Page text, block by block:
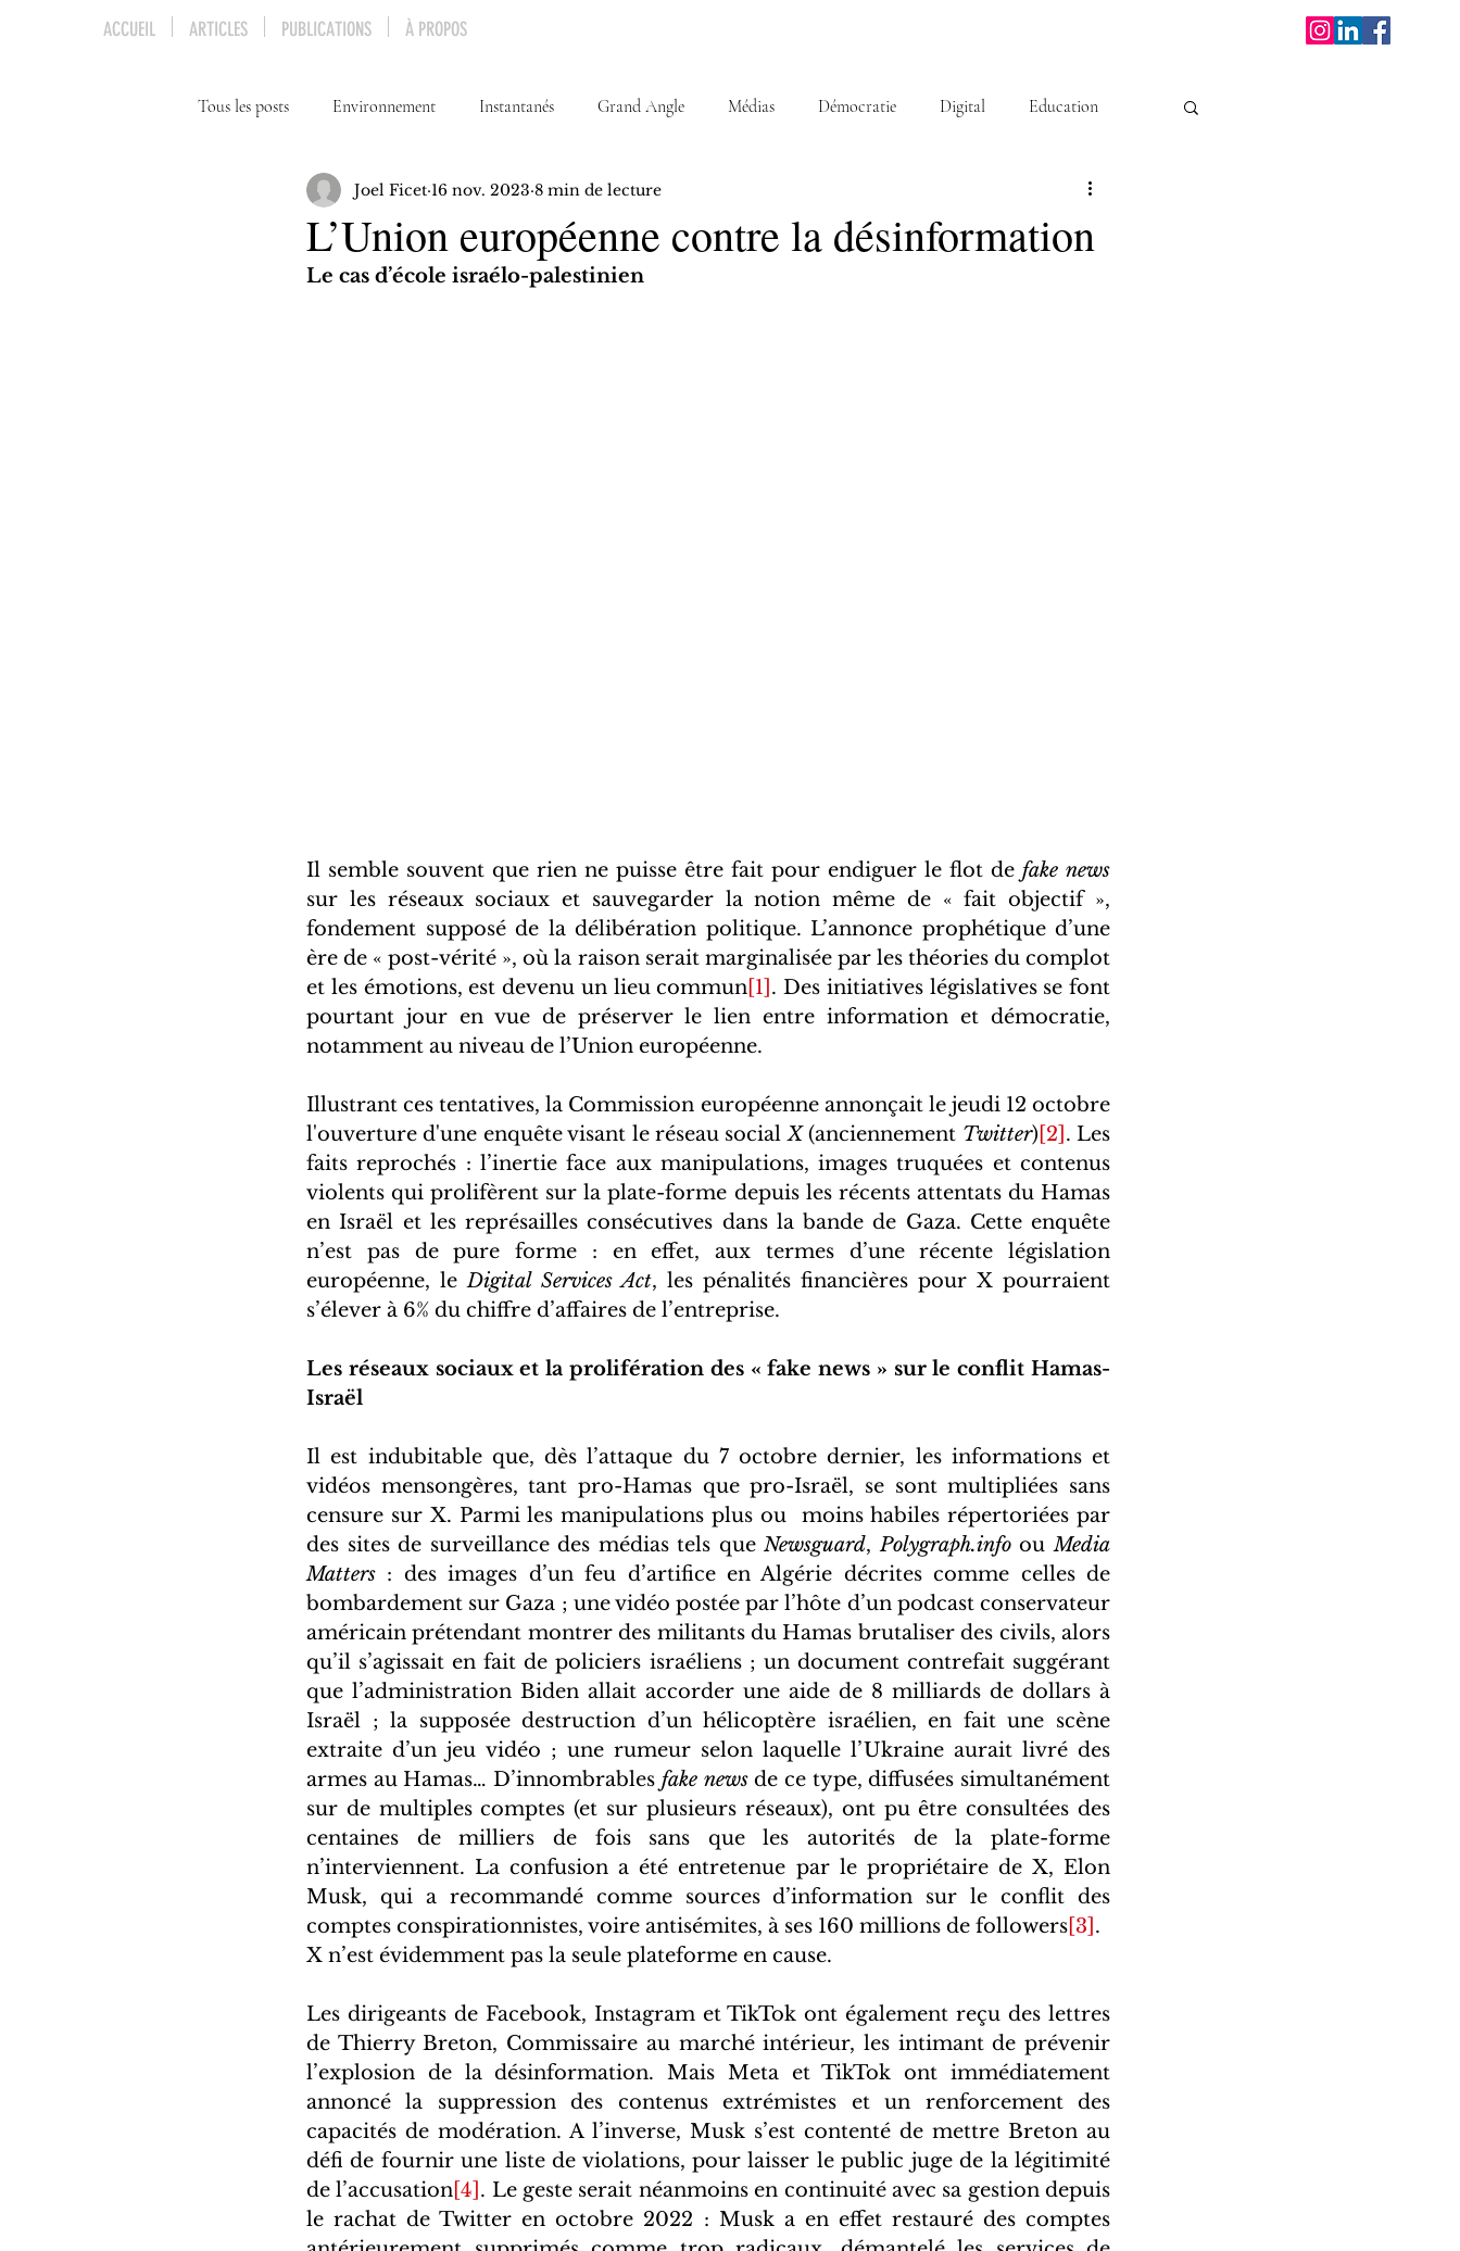
ACCUEIL ARTICLES PUBLICATIONS À PROPOS
Tous les posts Environnement Instantanés Grand Angle Médias Démocratie Digital Education
Diplomatie
L’Union européenne contre la désinformation
Joel Ficet 16 nov. 2023 8 min de lecture
Le cas d’école israélo-palestinien
Il semble souvent que rien ne puisse être fait pour endiguer le flot de fake news
sur les réseaux sociaux et sauvegarder la notion même de « fait objectif »,
fondement supposé de la délibération politique. L’annonce prophétique d’une
ère de « post-vérité », où la raison serait marginalisée par les théories du complot
et les émotions, est devenu un lieu commun[1] . Des initiatives législatives se font
pourtant jour en vue de préserver le lien entre information et démocratie,
notamment au niveau de l’Union européenne.
Illustrant ces tentatives, la Commission européenne annonçait le jeudi 12 octobre
l'ouverture d'une enquête visant le réseau social X (anciennement Twitter)[2] . Les
faits reprochés : l’inertie face aux manipulations, images truquées et contenus
violents qui prolifèrent sur la plate-forme depuis les récents attentats du Hamas
en Israël et les représailles consécutives dans la bande de Gaza. Cette enquête
n’est pas de pure forme : en effet, aux termes d’une récente législation
européenne, le Digital Services Act, les pénalités financières pour X pourraient
s’élever à 6% du chiffre d’affaires de l’entreprise.
Les réseaux sociaux et la prolifération des « fake news » sur le conflit Hamas-
Israël
Il est indubitable que, dès l’attaque du 7 octobre dernier, les informations et
vidéos mensongères, tant pro-Hamas que pro-Israël, se sont multipliées sans
censure sur X. Parmi les manipulations plus ou  moins habiles répertoriées par
des sites de surveillance des médias tels que Newsguard, Polygraph.info ou Media
Matters : des images d’un feu d’artifice en Algérie décrites comme celles de
bombardement sur Gaza ; une vidéo postée par l’hôte d’un podcast conservateur
américain prétendant montrer des militants du Hamas brutaliser des civils, alors
qu’il s’agissait en fait de policiers israéliens ; un document contrefait suggérant
que l’administration Biden allait accorder une aide de 8 milliards de dollars à
Israël ; la supposée destruction d’un hélicoptère israélien, en fait une scène
extraite d’un jeu vidéo ; une rumeur selon laquelle l’Ukraine aurait livré des
armes au Hamas… D’innombrables fake news de ce type, diffusées simultanément
sur de multiples comptes (et sur plusieurs réseaux), ont pu être consultées des
centaines de milliers de fois sans que les autorités de la plate-forme
n’interviennent. La confusion a été entretenue par le propriétaire de X, Elon
Musk, qui a recommandé comme sources d’information sur le conflit des
comptes conspirationnistes, voire antisémites, à ses 160 millions de followers[3] .
X n’est évidemment pas la seule plateforme en cause.
Les dirigeants de Facebook, Instagram et TikTok ont également reçu des lettres
de Thierry Breton, Commissaire au marché intérieur, les intimant de prévenir
l’explosion de la désinformation. Mais Meta et TikTok ont immédiatement
annoncé la suppression des contenus extrémistes et un renforcement des
capacités de modération. A l’inverse, Musk s’est contenté de mettre Breton au
défi de fournir une liste de violations, pour laisser le public juge de la légitimité
de l’accusation[4] . Le geste serait néanmoins en continuité avec sa gestion depuis
le rachat de Twitter en octobre 2022 : Musk a en effet restauré des comptes